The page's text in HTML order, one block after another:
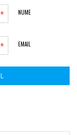
NUME
*
EMAIL
*